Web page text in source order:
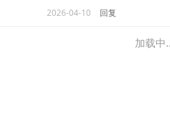
2026-04-10 回复
加载中